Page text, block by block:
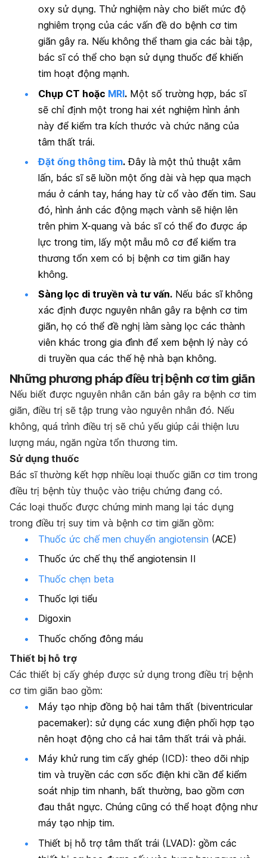
oxy sử dụng. Thử nghiệm này cho biết mức độ
nghiêm trọng của các vấn đề do bệnh cơ tim
giãn gây ra. Nếu không thể tham gia các bài tập,
bác sĩ có thể cho bạn sử dụng thuốc để khiến
tim hoạt động mạnh.
Chụp CT hoặc MRI. Một số trường hợp, bác sĩ
sẽ chỉ định một trong hai xét nghiệm hình ảnh
này để kiểm tra kích thước và chức năng của
tâm thất trái.
Đặt ống thông tim. Đây là một thủ thuật xâm
lấn, bác sĩ sẽ luồn một ống dài và hẹp qua mạch
máu ở cánh tay, háng hay từ cổ vào đến tim. Sau
đó, hình ảnh các động mạch vành sẽ hiện lên
trên phim X-quang và bác sĩ có thể đo được áp
lực trong tim, lấy một mẫu mô cơ để kiểm tra
thương tổn xem có bị bệnh cơ tim giãn hay
không.
Sàng lọc di truyền và tư vấn. Nếu bác sĩ không
xác định được nguyên nhân gây ra bệnh cơ tim
giãn, họ có thể đề nghị làm sàng lọc các thành
viên khác trong gia đình để xem bệnh lý này có
di truyền qua các thế hệ nhà bạn không.
Những phương pháp điều trị bệnh cơ tim giãn
Nếu biết được nguyên nhân căn bản gây ra bệnh cơ tim
giãn, điều trị sẽ tập trung vào nguyên nhân đó. Nếu
không, quá trình điều trị sẽ chủ yếu giúp cải thiện lưu
lượng máu, ngăn ngừa tổn thương tim.
Sử dụng thuốc
Bác sĩ thường kết hợp nhiều loại thuốc giãn cơ tim trong
điều trị bệnh tùy thuộc vào triệu chứng đang có.
Các loại thuốc được chứng minh mang lại tác dụng
trong điều trị suy tim và bệnh cơ tim giãn gồm:
Thuốc ức chế men chuyển angiotensin (ACE)
Thuốc ức chế thụ thể angiotensin II
Thuốc chẹn beta
Thuốc lợi tiểu
Digoxin
Thuốc chống đông máu
Thiết bị hỗ trợ
Các thiết bị cấy ghép được sử dụng trong điều trị bệnh
cơ tim giãn bao gồm:
Máy tạo nhịp đồng bộ hai tâm thất (biventricular
pacemaker): sử dụng các xung điện phối hợp tạo
nên hoạt động cho cả hai tâm thất trái và phải.
Máy khử rung tim cấy ghép (ICD): theo dõi nhịp
tim và truyền các cơn sốc điện khi cần để kiểm
soát nhịp tim nhanh, bất thường, bao gồm cơn
đau thắt ngực. Chúng cũng có thể hoạt động như
máy tạo nhịp tim.
Thiết bị hỗ trợ tâm thất trái (LVAD): gồm các